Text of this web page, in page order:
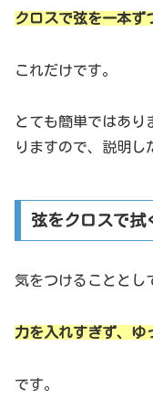
クロスで弦を一本ず
これだけです。
とても簡単ではあり
りますので、説明し
弦をクロスで拭
気をつけることとし
力を入れすぎず、ゆ
です。